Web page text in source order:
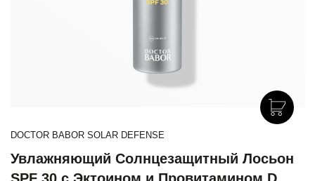
DOCTOR BABOR SOLAR DEFENSE
Увлажняющий Солнцезащитный Лосьон